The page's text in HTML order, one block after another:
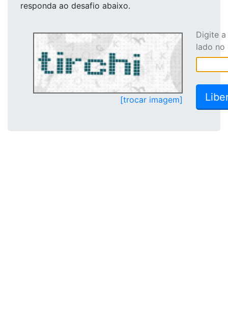
responda ao desafio abaixo.
[trocar imagem]
Digite
lado no